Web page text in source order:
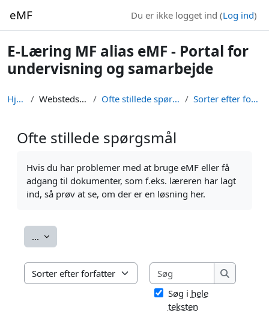
eMF Du er ikke logget ind (Log ind)
E-Læring MF alias eMF - Portal for
undervisning og samarbejde
Hjem Webstedssider Ofte stillede spørgsmål Sorter efter forfatter
Ofte stillede spørgsmål
Hvis du har problemer med at bruge eMF eller få
adgang til dokumenter, som f.eks. læreren har lagt
ind, så prøv at se, om der er en løsning her.
... Eksporter opslag
Gennemse opslagsværket ved hjælp af dette indeks
Søg
Søg
Søg i hele
teksten